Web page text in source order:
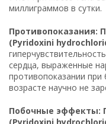
миллиграммов в сутки.
Противопоказания:
(Pyridoxini
сердца, выраженные
противопоказании при
возрасте научно не
Побочные эффекты: